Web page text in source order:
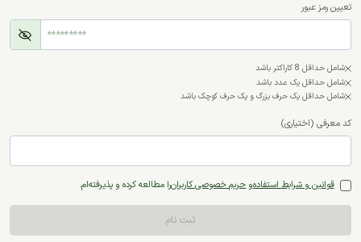
تعیین رمز عبور
شامل حداقل 8 کاراکتر باشد
شامل حداقل یک عدد باشد
شامل حداقل یک حرف بزرگ و یک حرف کوچک باشد
کد معرفی (اختیاری)
قوانین و شرایط استفادهو حریم خصوصی کاربرانرا مطالعه کرده و پذیرفته‌ام.
ثبت نام